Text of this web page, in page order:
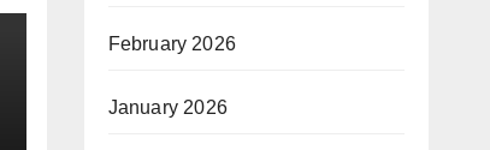
February 2026
January 2026